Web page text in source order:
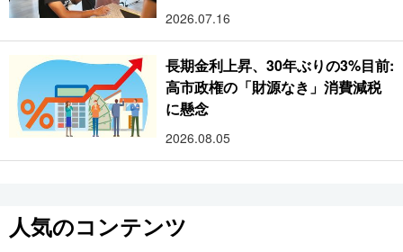
2026.07.16
長期金利上昇、30年ぶりの3%目前:
高市政権の「財源なき」消費減税
に懸念
2026.08.05
人気のコンテンツ